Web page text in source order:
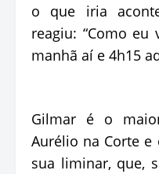
o que iria
reagiu: “Como eu
manhã aí e 4h15
Gilmar é o
Aurélio na Corte
sua liminar, que,